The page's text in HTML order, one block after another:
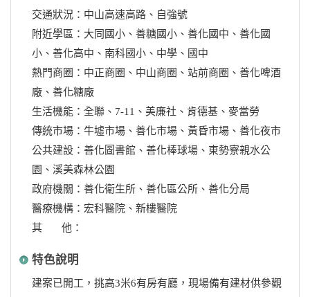
交通狀況：中山高速高路、自強號
附近學區：大同國小、善糖國小、善化國中、善化國
小、善化高中、南科國小、中學、國中
熱門商圈：中正商圈、中山商圈、站前商圈、善化啤酒
廠、善化糖廠
生活機能：全聯、7-11、美廉社、肯德基、麥當勞
傳統市場：牛墟市場、善化市場、黃昏市場、善化夜市
公共建設：善化圖書館、善化棒球場、東勢寮親水公
園、溪美森林公園
政府機關：善化衛生所、善化區公所、善化分局
醫療機構：宏科醫院、新樓醫院
其 他：
特色說明
建案已開工，挑高3米6有房有廳，現場備有建材供參觀